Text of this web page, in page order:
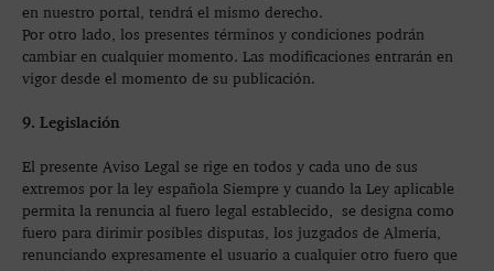
en nuestro portal, tendrá el mismo derecho.
Por otro lado, los presentes términos y condiciones podrán
cambiar en cualquier momento. Las modificaciones entrarán en
vigor desde el momento de su publicación.
9. Legislación
El presente Aviso Legal se rige en todos y cada uno de sus
extremos por la ley española Siempre y cuando la Ley aplicable
permita la renuncia al fuero legal establecido, se designa como
fuero para dirimir posibles disputas, los juzgados de Almería,
renunciando expresamente el usuario a cualquier otro fuero que